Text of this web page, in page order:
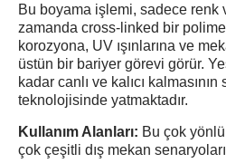
Bu boyama işlemi, sadece renk
zamanda cross-linked bir
korozyona, UV ışınlarına ve
üstün bir bariyer görevi görür.
kadar canlı ve kalıcı
teknolojisinde yatmaktadır.
Kullanım Alanları: Bu çok
çok çeşitli dış mekan